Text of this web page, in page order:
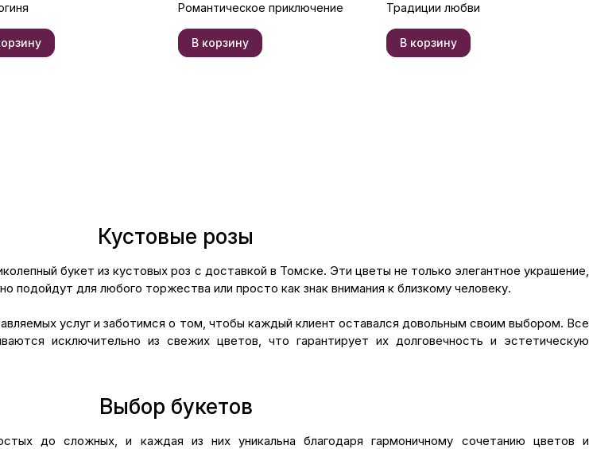
Романтическое приключение
В корзину
Традиции любви
В корзину
Кустовые розы
букет из кустовых роз с доставкой в Томске. Эти цветы не только элегантное украшение,
подойдут для любого торжества или просто как знак внимания к близкому человеку.
услуг и заботимся о том, чтобы каждый клиент оставался довольным своим выбором. Все
исключительно из свежих цветов, что гарантирует их долговечность и эстетическую
Выбор букетов
до сложных, и каждая из них уникальна благодаря гармоничному сочетанию цветов и